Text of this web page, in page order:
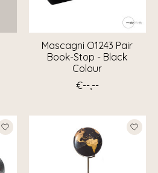
Mascagni O1243 Pair
Book-Stop - Black
Colour
€--,--